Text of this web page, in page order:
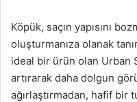
Köpük, saçın yapısını
oluşturmanıza olanak
ideal bir ürün olan Urban
artırarak daha dolgun
ağırlaştırmadan, hafif bir